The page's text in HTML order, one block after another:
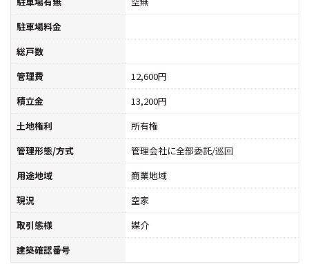
駐車場料金
総戸数
管理費
12,600円
積立金
13,200円
土地権利
所有権
管理形態/方式
管理会社に全部委託/巡回
用途地域
商業地域
現況
空家
取引態様
媒介
建築確認番号